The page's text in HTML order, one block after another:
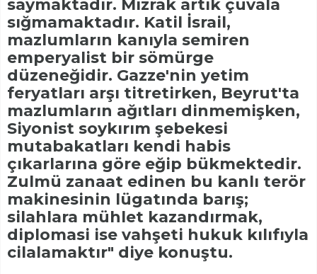
saymaktadır. Mızrak artık çuvala
sığmamaktadır. Katil İsrail,
mazlumların kanıyla semiren
emperyalist bir sömürge
düzeneğidir. Gazze'nin yetim
feryatları arşı titretirken, Beyrut'ta
mazlumların ağıtları dinmemişken,
Siyonist soykırım şebekesi
mutabakatları kendi habis
çıkarlarına göre eğip bükmektedir.
Zulmü zanaat edinen bu kanlı terör
makinesinin lügatında barış;
silahlara mühlet kazandırmak,
diplomasi ise vahşeti hukuk kılıfıyla
cilalamaktır" diye konuştu.